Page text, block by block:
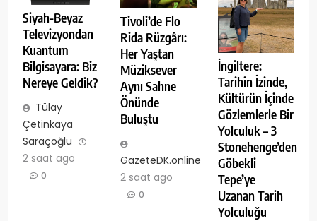
Siyah-Beyaz
Televizyondan
Kuantum
Bilgisayara: Biz
Nereye Geldik?
Tülay
Çetinkaya
Saraçoğlu
2 saat ago
0
Tivoli’de Flo
Rida Rüzgârı:
Her Yaştan
Müziksever
Aynı Sahne
Önünde
Buluştu
GazeteDK.online
2 saat ago
0
İngiltere:
Tarihin İzinde,
Kültürün İçinde
Gözlemlerle Bir
Yolculuk – 3
Stonehenge’den
Göbekli
Tepe’ye
Uzanan Tarih
Yolculuğu